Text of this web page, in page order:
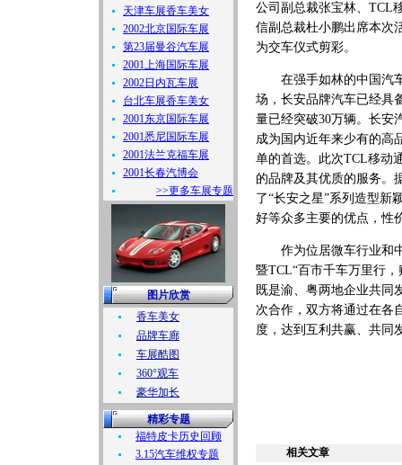
天津车展香车美女
2002北京国际车展
第23届曼谷汽车展
2001上海国际车展
2002日内瓦车展
台北车展香车美女
2001东京国际车展
2001悉尼国际车展
2001法兰克福车展
2001长春汽博会
>>更多车展专题
图片欣赏
香车美女
品牌车廊
车展酷图
360°观车
豪华加长
精彩专题
福特皮卡历史回顾
3.15汽车维权专题
公司副总裁张宝林、TCL
信副总裁杜小鹏出席本次
为交车仪式剪彩。
在强手如林的中国汽
场，长安品牌汽车已经具
量已经突破30万辆。长安
成为国内近年来少有的高
单的首选。此次TCL移动
的品牌及其优质的服务。
了“长安之星”系列造型新
好等众多主要的优点，性
作为位居微车行业和中
暨TCL“百市千车万里行
既是渝、粤两地企业共同
次合作，双方将通过在各
度，达到互利共赢、共同
相关文章